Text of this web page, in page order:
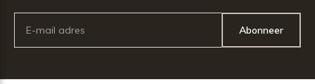
Abonneer